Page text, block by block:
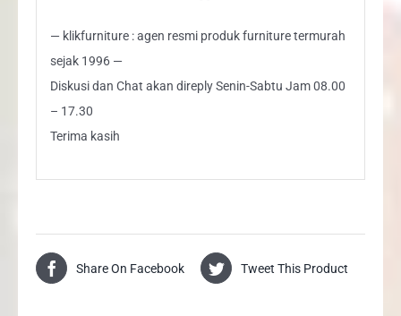
— klikfurniture : agen resmi produk furniture termurah
sejak 1996 —
Diskusi dan Chat akan direply Senin-Sabtu Jam 08.00
– 17.30
Terima kasih
Share On Facebook Tweet This Product